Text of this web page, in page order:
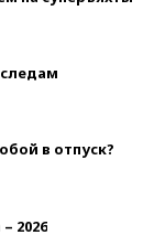
в отпуск?
2026